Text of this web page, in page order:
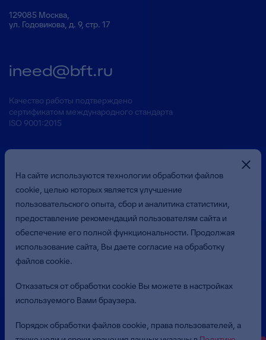
129085 Москва,
ул. Годовикова, д. 9, стр. 17
ineed@bft.ru
Качество работы подтверждено
сертификатом международного стандарта
ISO 9001:2015
Презентация о Компании
«Бюджетные и Финансовые Технологии»
(ООО «БФТ»). Все права защищены.
Пользовательское соглашение
На сайте используются технологии обработки файлов
cookie, целью которых является улучшение
пользовательского опыта, сбор и аналитика статистики,
предоставление рекомендаций пользователям сайта и
обеспечение его полной функциональности. Продолжая
использование сайта, Вы даете согласие на обработку
файлов cookie.
Отказаться от обработки cookie Вы можете в настройках
используемого Вами браузера.
Порядок обработки файлов cookie, права пользователей, а